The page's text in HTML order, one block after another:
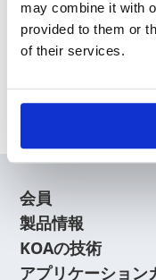
may combine it with
provided to them or
of their services.
会員
製品情報
KOAの技術
アプリケーション